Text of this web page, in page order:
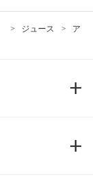
ジュース
ア